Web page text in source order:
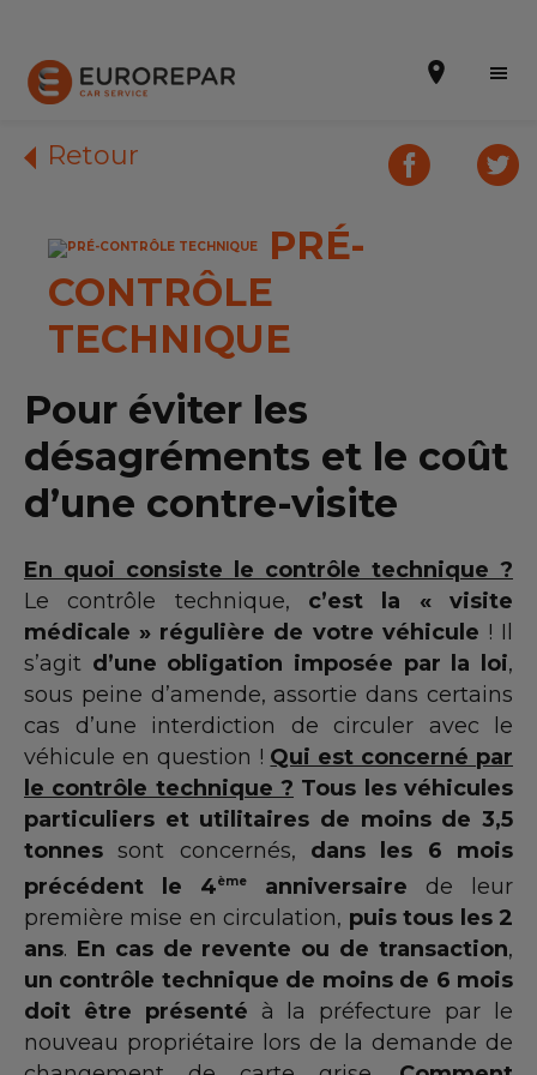
Prendre un rendez-vous
Devis en ligne
Nos prestations
Nos promotions
Notre enseigne
Nos garages
Notre gamme de pièces
Vidange
Carrosserie
Mécanique
Pré-contrôle technique
Suspension
Kit de distribution
Echappement
Réparation pièces électroniques
Visibilité
Retour
PRÉ-
CONTRÔLE
TECHNIQUE
Pour éviter les
désagréments et le coût
d’une contre-visite
En quoi consiste le contrôle technique ?
Le contrôle technique, c’est la « visite
médicale » régulière de votre véhicule ! Il
s’agit d’une obligation imposée par la loi,
sous peine d’amende, assortie dans certains
cas d’une interdiction de circuler avec le
véhicule en question ! Qui est concerné par
le contrôle technique ? Tous les véhicules
particuliers et utilitaires de moins de 3,5
tonnes sont concernés, dans les 6 mois
précédent le 4ème anniversaire de leur
première mise en circulation, puis tous les 2
ans. En cas de revente ou de transaction,
un contrôle technique de moins de 6 mois
doit être présenté à la préfecture par le
nouveau propriétaire lors de la demande de